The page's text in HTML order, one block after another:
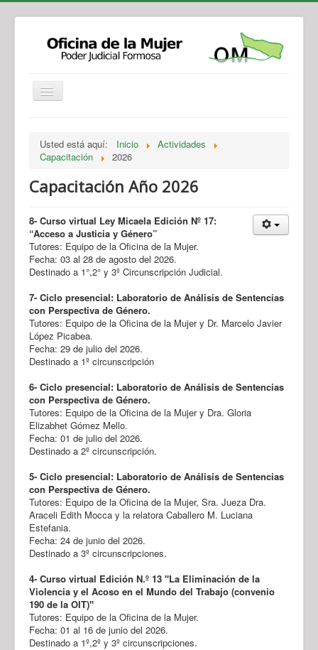
Legislación
Novedades
Usted está aquí: Inicio
Actividades
Capacitación
2026
Capacitación Año 2026
8- Curso virtual Ley Micaela Edición Nº 17:
“Acceso a Justicia y Género”
Tutores: Equipo de la Oficina de la Mujer.
Fecha: 03 al 28 de agosto del 2026.
Destinado a 1°,2° y 3º Circunscripción Judicial.
7- Ciclo presencial: Laboratorio de Análisis de Sentencias
con Perspectiva de Género.
Tutores: Equipo de la Oficina de la Mujer y Dr. Marcelo Javier
López Picabea.
Fecha: 29 de julio del 2026.
Destinado a 1º circunscripción
6- Ciclo presencial: Laboratorio de Análisis de Sentencias
con Perspectiva de Género.
Tutores: Equipo de la Oficina de la Mujer y Dra. Gloria
Elizabhet Gómez Mello.
Fecha: 01 de julio del 2026.
Destinado a 2º circunscripción.
5- Ciclo presencial: Laboratorio de Análisis de Sentencias
con Perspectiva de Género.
Tutores: Equipo de la Oficina de la Mujer, Sra. Jueza Dra.
Araceli Edith Mocca y la relatora Caballero M. Luciana
Estefania.
Fecha: 24 de junio del 2026.
Destinado a 3º circunscripciones.
4- Curso virtual Edición N.º 13 "La Eliminación de la
Violencia y el Acoso en el Mundo del Trabajo (convenio
190 de la OIT)"
Tutores: Equipo de la Oficina de la Mujer.
Fecha: 01 al 16 de junio del 2026.
Destinado a 1º,2º y 3º circunscripciones.